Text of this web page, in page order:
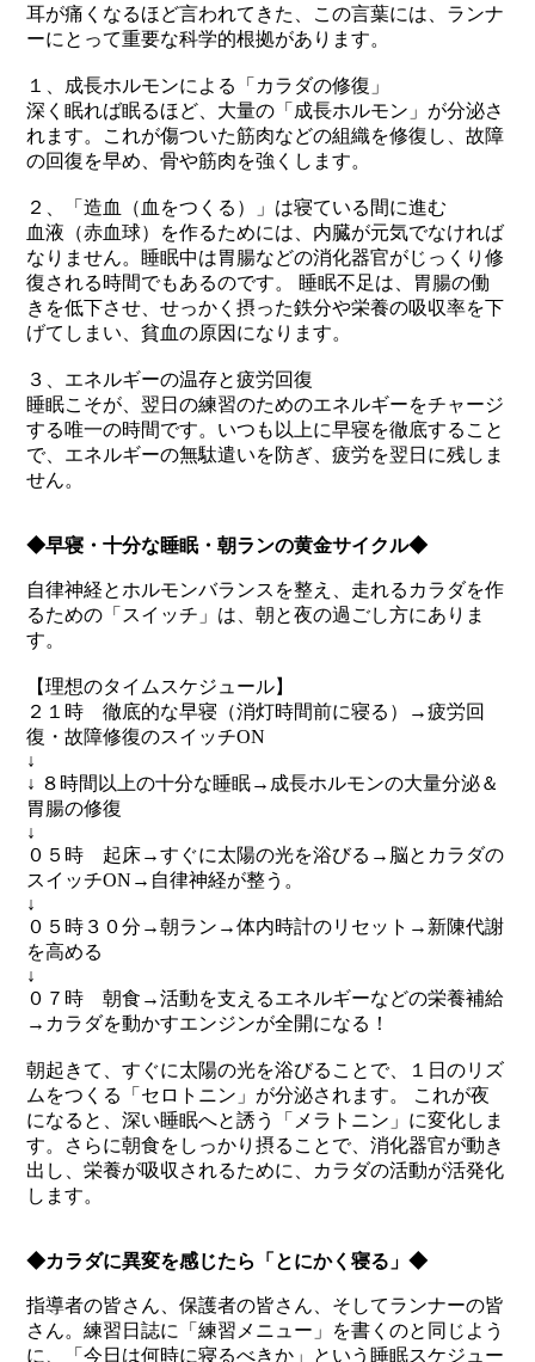
耳が痛くなるほど言われてきた、この言葉には、ランナ
ーにとって重要な科学的根拠があります。
１、成長ホルモンによる「カラダの修復」
深く眠れば眠るほど、大量の「成長ホルモン」が分泌さ
れます。これが傷ついた筋肉などの組織を修復し、故障
の回復を早め、骨や筋肉を強くします。
２、「造血（血をつくる）」は寝ている間に進む
血液（赤血球）を作るためには、内臓が元気でなければ
なりません。睡眠中は胃腸などの消化器官がじっくり修
復される時間でもあるのです。 睡眠不足は、胃腸の働
きを低下させ、せっかく摂った鉄分や栄養の吸収率を下
げてしまい、貧血の原因になります。
３、エネルギーの温存と疲労回復
睡眠こそが、翌日の練習のためのエネルギーをチャージ
する唯一の時間です。いつも以上に早寝を徹底すること
で、エネルギーの無駄遣いを防ぎ、疲労を翌日に残しま
せん。
◆早寝・十分な睡眠・朝ランの黄金サイクル◆
自律神経とホルモンバランスを整え、走れるカラダを作
るための「スイッチ」は、朝と夜の過ごし方にありま
す。
【理想のタイムスケジュール】
２１時 徹底的な早寝（消灯時間前に寝る）→疲労回
復・故障修復のスイッチON
↓
↓ ８時間以上の十分な睡眠→成長ホルモンの大量分泌＆
胃腸の修復
↓
０５時 起床→すぐに太陽の光を浴びる→脳とカラダの
スイッチON→自律神経が整う。
↓
０５時３０分→朝ラン→体内時計のリセット→新陳代謝
を高める
↓
０７時 朝食→活動を支えるエネルギーなどの栄養補給
→カラダを動かすエンジンが全開になる！
朝起きて、すぐに太陽の光を浴びることで、１日のリズ
ムをつくる「セロトニン」が分泌されます。 これが夜
になると、深い睡眠へと誘う「メラトニン」に変化しま
す。さらに朝食をしっかり摂ることで、消化器官が動き
出し、栄養が吸収されるために、カラダの活動が活発化
します。
◆カラダに異変を感じたら「とにかく寝る」◆
指導者の皆さん、保護者の皆さん、そしてランナーの皆
さん。練習日誌に「練習メニュー」を書くのと同じよう
に、「今日は何時に寝るべきか」という睡眠スケジュー